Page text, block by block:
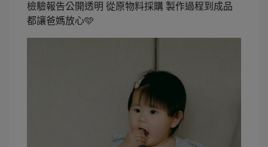
檢驗報告公開透明 從原物料採購 製作過程到成品
都讓爸媽放心🩵